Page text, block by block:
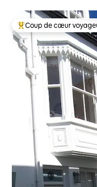
Coups de cœur
Coup de cœur